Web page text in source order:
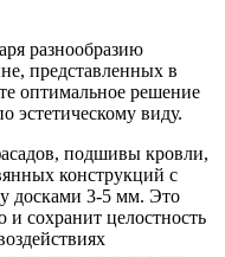
разнообразию
представленных в
оптимальное решение
эстетическому виду.
подшивы кровли,
конструкций с
досками 3-5 мм. Это
сохранит целостность